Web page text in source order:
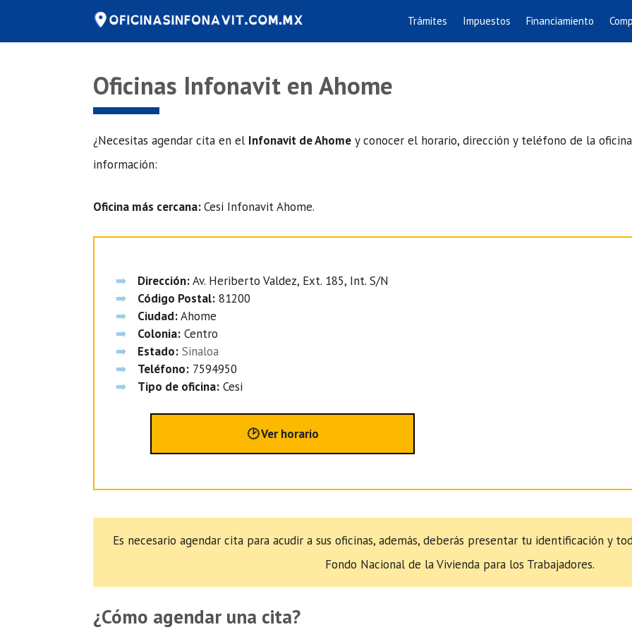
Trámites Impuestos Financiamiento
Oficinas Infonavit en Ahome
¿Necesitas agendar cita en el Infonavit de Ahome y conocer el horario, dirección y teléfono de la
información:
Oficina más cercana:Cesi Infonavit Ahome.
Dirección:Av. Heriberto Valdez, Ext. 185, Int. S/N
Código Postal: 81200
Ciudad:Ahome
Colonia: Centro
Estado: Sinaloa
Teléfono: 7594950
Tipo de oficina: Cesi
🕑 Ver horario
Es necesario agendar cita para acudir a sus oficinas, además, deberás presentar tu identificación y
Fondo Nacional de la Vivienda para los Trabajadores.
¿Cómo agendar una cita?